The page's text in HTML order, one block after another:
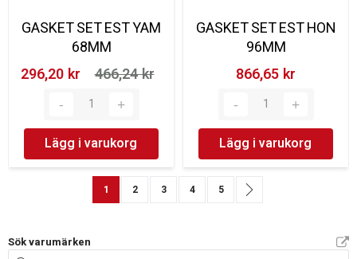
GASKET SET EST YAM
68MM
296,20 kr‎
466,24 kr‎
Lägg i varukorg
GASKET SET EST HON
96MM
866,65 kr‎
Lägg i varukorg
SidaYou're currently reading page
1 Sida
2 Sida
3 Sida
4 Sida
5
Sök varumärken